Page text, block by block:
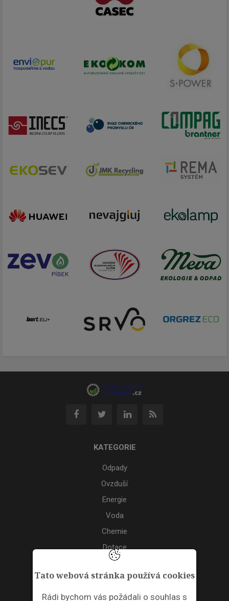
Tato webová stránka používá cookies
Rádi bychom vás požádali o souhlas s
KATEGORIE
Odpady
Ovzduší
Energie
Voda
Chemie
Dotace
Akce